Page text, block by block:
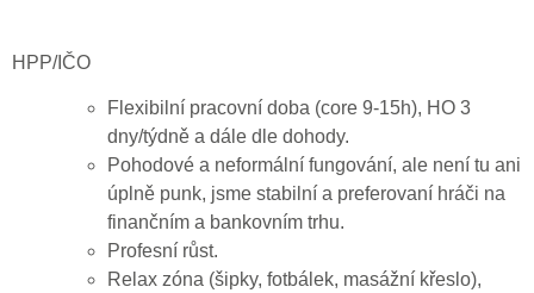
HPP/IČO
Flexibilní pracovní doba (core 9-15h), HO 3
dny/týdně a dále dle dohody.
Pohodové a neformální fungování, ale není tu ani
úplně punk, jsme stabilní a preferovaní hráči na
finančním a bankovním trhu.
Profesní růst.
Relax zóna (šipky, fotbálek, masážní křeslo),